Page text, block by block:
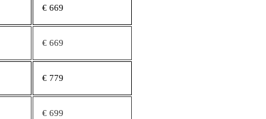
€ 669
€ 669
€ 779
€ 699